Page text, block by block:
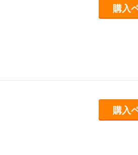
購入
購入